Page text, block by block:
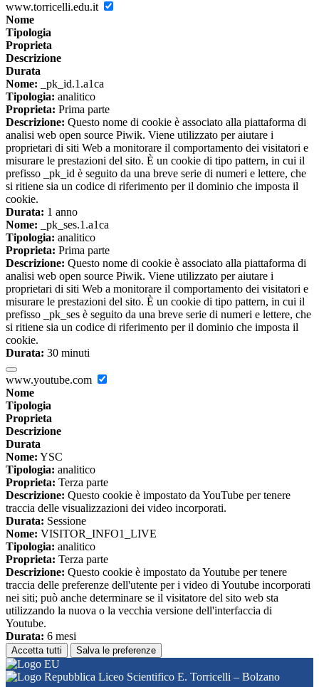
www.torricelli.edu.it
Nome
Tipologia
Proprieta
Descrizione
Durata
Nome: _pk_id.1.a1ca
Tipologia: analitico
Proprieta: Prima parte
Descrizione: Questo nome di cookie è associato alla piattaforma di
analisi web open source Piwik. Viene utilizzato per aiutare i
proprietari di siti Web a monitorare il comportamento dei visitatori e
misurare le prestazioni del sito. È un cookie di tipo pattern, in cui il
prefisso _pk_id è seguito da una breve serie di numeri e lettere, che
si ritiene sia un codice di riferimento per il dominio che imposta il
cookie.
Durata: 1 anno
Nome: _pk_ses.1.a1ca
Tipologia: analitico
Proprieta: Prima parte
Descrizione: Questo nome di cookie è associato alla piattaforma di
analisi web open source Piwik. Viene utilizzato per aiutare i
proprietari di siti Web a monitorare il comportamento dei visitatori e
misurare le prestazioni del sito. È un cookie di tipo pattern, in cui il
prefisso _pk_ses è seguito da una breve serie di numeri e lettere, che
si ritiene sia un codice di riferimento per il dominio che imposta il
cookie.
Durata: 30 minuti
www.youtube.com
Nome
Tipologia
Proprieta
Descrizione
Durata
Nome: YSC
Tipologia: analitico
Proprieta: Terza parte
Descrizione: Questo cookie è impostato da YouTube per tenere
traccia delle visualizzazioni dei video incorporati.
Durata: Sessione
Nome: VISITOR_INFO1_LIVE
Tipologia: analitico
Proprieta: Terza parte
Descrizione: Questo cookie è impostato da Youtube per tenere
traccia delle preferenze dell'utente per i video di Youtube incorporati
nei siti; può anche determinare se il visitatore del sito web sta
utilizzando la nuova o la vecchia versione dell'interfaccia di
Youtube.
Durata: 6 mesi
Accetta tutti Salva le preferenze
Liceo Scientifico E. Torricelli – Bolzano